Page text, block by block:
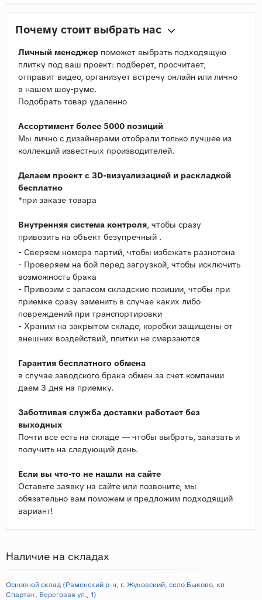
Почему стоит выбрать нас
Личный менеджер поможет выбрать подходящую
плитку под ваш проект: подберет, просчитает,
отправит видео, организует встречу онлайн или лично
в нашем шоу-руме.
Подобрать товар удаленно
Ассортимент более 5000 позиций
Мы лично с дизайнерами отобрали только лучшее из
коллекций известных производителей.
Делаем проект с 3D-визуализацией и раскладкой
бесплатно
*при заказе товара
Внутренняя система контроля, чтобы сразу
привозить на объект безупречный .
- Сверяем номера партий, чтобы избежать разнотона
- Проверяем на бой перед загрузкой, чтобы исключить
возможность брака
- Привозим с запасом складские позиции, чтобы при
приемке сразу заменить в случае каких либо
повреждений при транспортировки
- Храним на закрытом складе, коробки защищены от
внешних воздействий, плитки не смерзаются
Гарантия бесплатного обмена
в случае заводского брака обмен за счет компании
даем 3 дня на приемку.
Заботливая служба доставки работает без
выходных
Почти все есть на складе — чтобы выбрать, заказать и
получить на следующий день.
Если вы что-то не нашли на сайте
Оставьте заявку на сайте или позвоните, мы
обязательно вам поможем и предложим подходящий
вариант!
Наличие на складах
Основной склад (Раменский р-н, г. Жуковский, село Быково, кп
Спартак, Береговая ул., 1)